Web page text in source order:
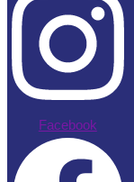
Facebook